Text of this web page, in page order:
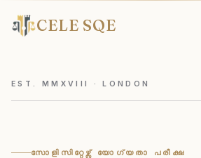
CELE SQE
EST. MMXVIII · LONDON
സോളിസിറ്റേഴ്സ് യോഗ്യതാ പരീക്ഷ